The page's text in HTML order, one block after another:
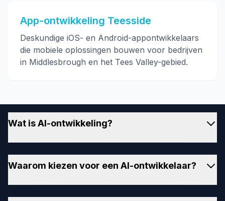
App-ontwikkeling Teesside
Deskundige iOS- en Android-appontwikkelaars
die mobiele oplossingen bouwen voor bedrijven
in Middlesbrough en het Tees Valley-gebied.
Wat is AI-ontwikkeling?
AI-ontwikkeling omvat het creëren van intelligente
Waarom kiezen voor een AI-ontwikkelaar?